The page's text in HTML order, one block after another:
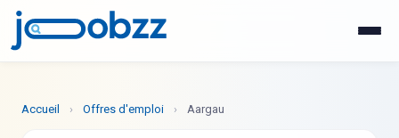
Accueil › Offres d'emploi › Aargau